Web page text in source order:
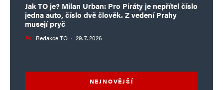
Jak TO je? Milan Urban: Pro Piráty je nepřítel číslo
jedna auto, číslo dvě člověk. Z vedení Prahy
musejí pryč
Redakce TO · 29. 7. 2026
NEJNOVĚJŠÍ